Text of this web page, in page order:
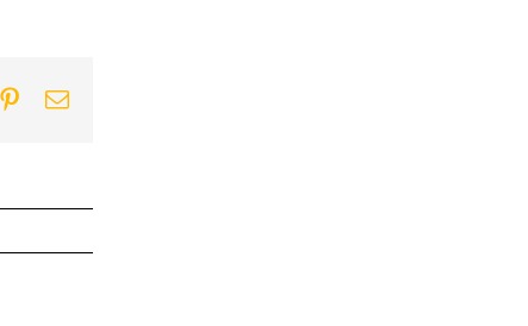
Pinterest
Email